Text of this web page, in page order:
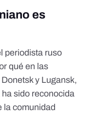
es
periodista ruso
qué en las
y Lugansk,
sido reconocida
la comunidad